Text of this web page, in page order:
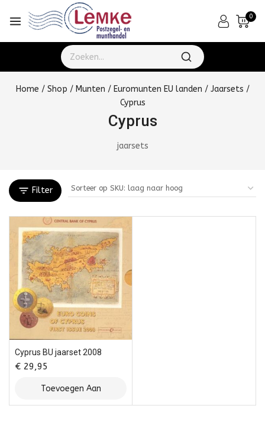
0
Home / Shop / Munten / Euromunten EU landen / Jaarsets /
Cyprus
Cyprus
jaarsets
Filter
Cyprus BU jaarset 2008
€ 29,95
Toevoegen Aan
Winkelwagen